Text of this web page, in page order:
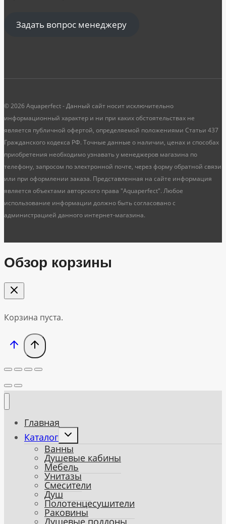
Задать вопрос менеджеру
© 2026 Aquaperfect - Данный сайт носит исключительно
информационный характер и ни при каких обстоятельствах не
является публичной офертой, определяемой положениями Статьи 437
Гражданского кодекса РФ. Точные данные о наличии, ценах и способах
приобретения необходимо узнавать у менеджеров магазина по
телефону, запросом по электронной почте, через форму обратной связи
или при оформлении заказа. Представленная на сайте информация
является объектами авторского права "Aquaperfect". Любое
использование информации должно быть согласовано с
администрацией данного интернет-магазина.
Обзор корзины
Корзина пуста.
Главная
Каталог
Toggle
menu
Ванны
Душевые кабины
Мебель
Унитазы
Смесители
Душ
Полотенцесушители
Раковины
Душевые поддоны